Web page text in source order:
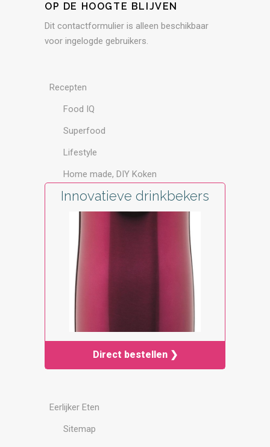
OP DE HOOGTE BLIJVEN
Dit contactformulier is alleen beschikbaar
voor ingelogde gebruikers.
Recepten
Food IQ
Superfood
Lifestyle
Home made, DIY Koken
Innovatieve drinkbekers
Direct bestellen ❯
Eerlijker Eten
Sitemap